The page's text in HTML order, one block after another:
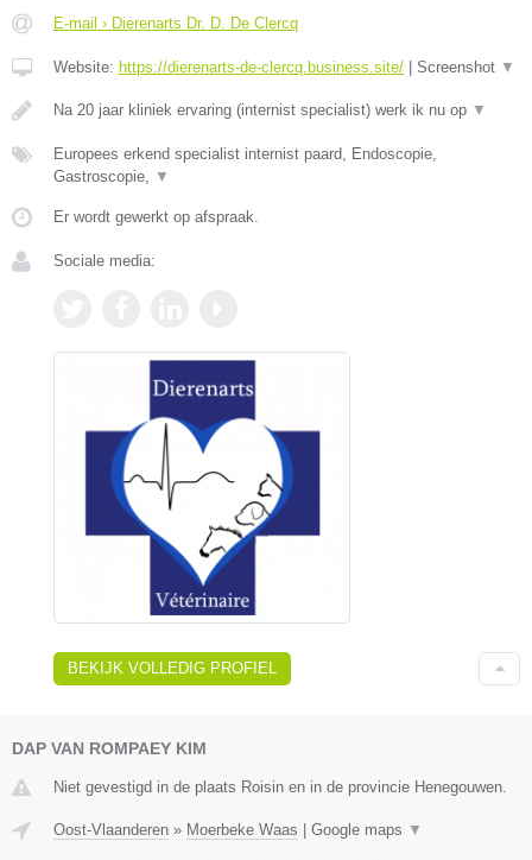
E-mail › Dierenarts Dr. D. De Clercq
Website: https://dierenarts-de-clercq.business.site/ Screenshot ▼
Na 20 jaar kliniek ervaring (internist specialist) werk ik nu op ▼
Europees erkend specialist internist paard, Endoscopie,
Gastroscopie,
▼
Er wordt gewerkt op afspraak.
Sociale media:
BEKIJK VOLLEDIG PROFIEL
DAP VAN ROMPAEY KIM
Niet gevestigd in de plaats Roisin en in de provincie Henegouwen.
Oost-Vlaanderen » Moerbeke Waas Google maps ▼